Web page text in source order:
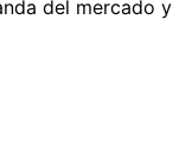
del mercado y